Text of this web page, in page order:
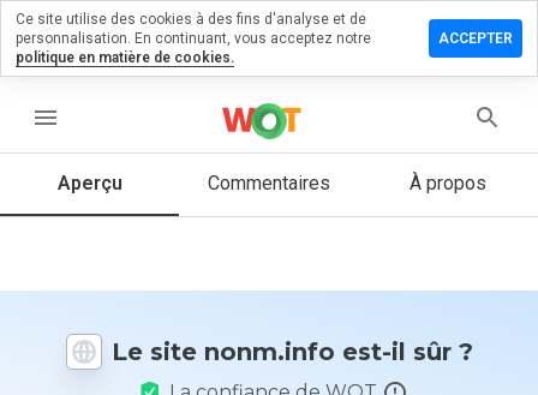
menu
Aperçu Commentaires À propos
Le site nonm.info est-il sûr ?
un
1 et 5
vous à ce
Ce site utilise des cookies à des fins d'analyse et de
personnalisation. En continuant, vous acceptez notre
politique en matière de cookies.
ACCEPTER